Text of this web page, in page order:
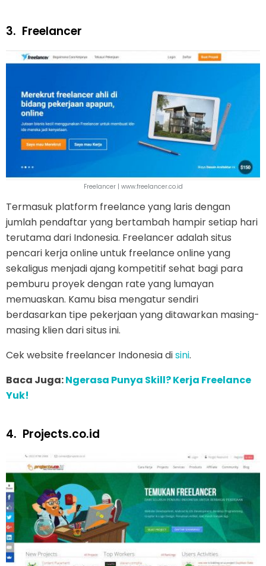
3. Freelancer
Freelancer | www.freelancer.co.id
Termasuk platform freelance yang laris dengan
jumlah pendaftar yang bertambah hampir setiap hari
terutama dari Indonesia. Freelancer adalah situs
pencari kerja online untuk freelance online yang
sekaligus menjadi ajang kompetitif sehat bagi para
pemburu proyek dengan rate yang lumayan
memuaskan. Kamu bisa mengatur sendiri
berdasarkan tipe pekerjaan yang ditawarkan masing-
masing klien dari situs ini.
Cek website freelancer Indonesia disini.
Baca Juga:Ngerasa Punya Skill? Kerja Freelance
Yuk!
4. Projects.co.id